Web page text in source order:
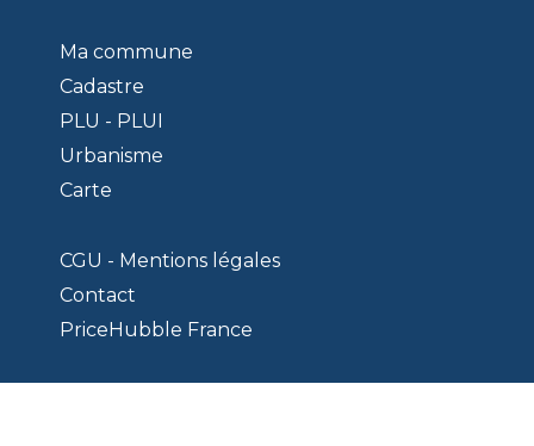
Ma commune
Cadastre
PLU - PLUI
Urbanisme
Carte
CGU - Mentions légales
Contact
PriceHubble France